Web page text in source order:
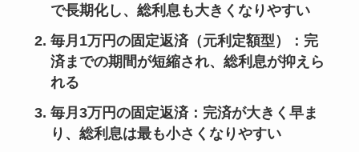
で長期化し、総利息も大きくなりやすい
毎月1万円の固定返済（元利定額型）：完
済までの期間が短縮され、総利息が抑えら
れる
毎月3万円の固定返済：完済が大きく早ま
り、総利息は最も小さくなりやすい